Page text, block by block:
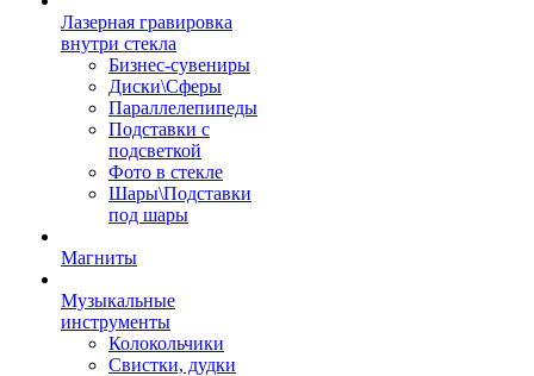
Лазерная гравировка
внутри стекла
Бизнес-сувениры
Диски\Сферы
Параллелепипеды
Подставки с
подсветкой
Фото в стекле
Шары\Подставки
под шары
Магниты
Музыкальные
инструменты
Колокольчики
Свистки, дудки